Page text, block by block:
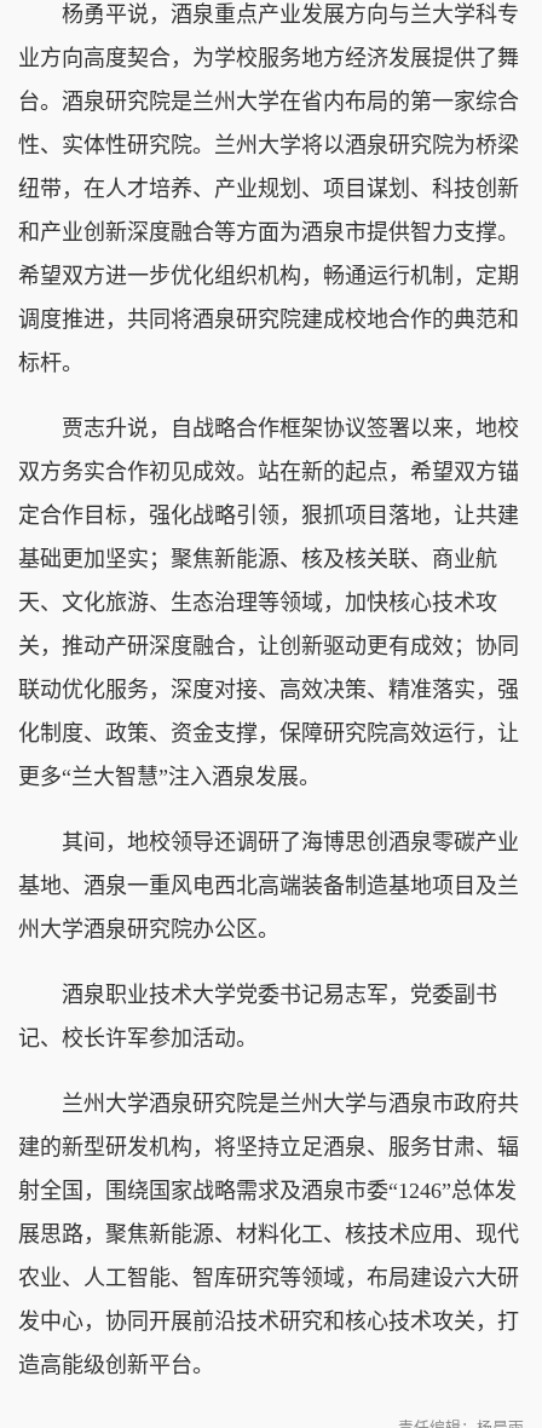
杨勇平说，酒泉重点产业发展方向与兰大学科专
业方向高度契合，为学校服务地方经济发展提供了舞
台。酒泉研究院是兰州大学在省内布局的第一家综合
性、实体性研究院。兰州大学将以酒泉研究院为桥梁
纽带，在人才培养、产业规划、项目谋划、科技创新
和产业创新深度融合等方面为酒泉市提供智力支撑。
希望双方进一步优化组织机构，畅通运行机制，定期
调度推进，共同将酒泉研究院建成校地合作的典范和
标杆。
贾志升说，自战略合作框架协议签署以来，地校
双方务实合作初见成效。站在新的起点，希望双方锚
定合作目标，强化战略引领，狠抓项目落地，让共建
基础更加坚实；聚焦新能源、核及核关联、商业航
天、文化旅游、生态治理等领域，加快核心技术攻
关，推动产研深度融合，让创新驱动更有成效；协同
联动优化服务，深度对接、高效决策、精准落实，强
化制度、政策、资金支撑，保障研究院高效运行，让
更多“兰大智慧”注入酒泉发展。
其间，地校领导还调研了海博思创酒泉零碳产业
基地、酒泉一重风电西北高端装备制造基地项目及兰
州大学酒泉研究院办公区。
酒泉职业技术大学党委书记易志军，党委副书
记、校长许军参加活动。
兰州大学酒泉研究院是兰州大学与酒泉市政府共
建的新型研发机构，将坚持立足酒泉、服务甘肃、辐
射全国，围绕国家战略需求及酒泉市委“1246”总体发
展思路，聚焦新能源、材料化工、核技术应用、现代
农业、人工智能、智库研究等领域，布局建设六大研
发中心，协同开展前沿技术研究和核心技术攻关，打
造高能级创新平台。